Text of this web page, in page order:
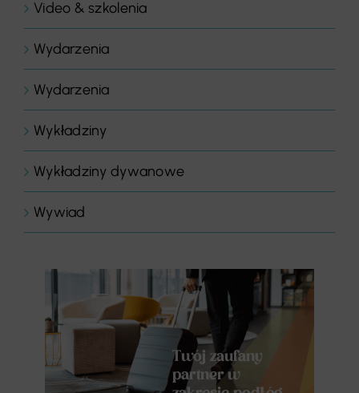
Video & szkolenia
Wydarzenia
Wydarzenia
Wykładziny
Wykładziny dywanowe
Wywiad